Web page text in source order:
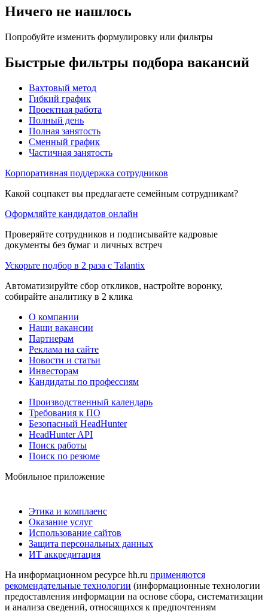
Ничего не нашлось
Попробуйте изменить формулировку или фильтры
Быстрые фильтры подбора вакансий
Вахтовый метод
Гибкий график
Проектная работа
Полный день
Полная занятость
Сменный график
Частичная занятость
Корпоративная поддержка сотрудников
Какой соцпакет вы предлагаете семейным сотрудникам?
Оформляйте кандидатов онлайн
Проверяйте сотрудников и подписывайте кадровые
документы без бумаг и личных встреч
Ускорьте подбор в 2 раза с Talantix
Автоматизируйте сбор откликов, настройте воронку,
собирайте аналитику в 2 клика
О компании
Наши вакансии
Партнерам
Реклама на сайте
Новости и статьи
Инвесторам
Кандидаты по профессиям
Производственный календарь
Требования к ПО
Безопасный HeadHunter
HeadHunter API
Поиск работы
Поиск по резюме
Мобильное приложение
Этика и комплаенс
Оказание услуг
Использование сайтов
Защита персональных данных
ИТ аккредитация
На информационном ресурсе hh.ru применяются
рекомендательные технологии (информационные технологии
предоставления информации на основе сбора, систематизации
и анализа сведений, относящихся к предпочтениям